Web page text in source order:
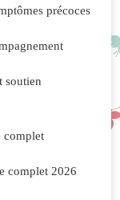
précoces
soutien
complet
complet 2026